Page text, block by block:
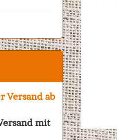
Versand ab
mit